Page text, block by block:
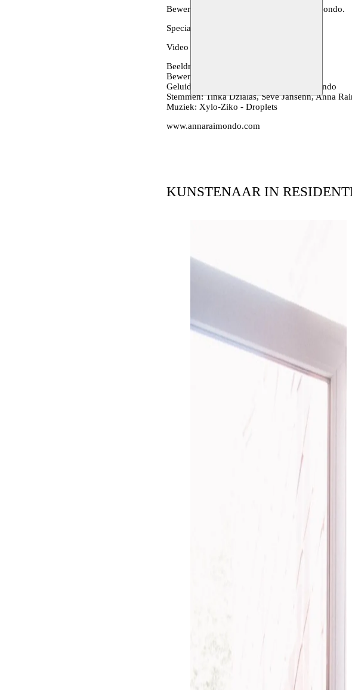
Bewerkt door Julie Ruocco en Anna Raimondo.
Speciale dank aan Anna Smolak.
Video
Beeldmateriaal: Serena Vittorini
Bewerking: Clorinda
Geluidsopname en montage: Anna Raimondo
Stemmen: Tinka Dzialas, Sève Jansenn, Anna
Muziek: Xylo-Ziko - Droplets
www.annaraimondo.com
KUNSTENAAR IN